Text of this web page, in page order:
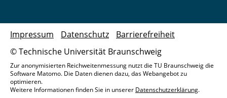
© Technische Universität Braunschweig
Impressum Datenschutz Barrierefreiheit
Zur anonymisierten Reichweitenmessung nutzt die TU Braunschweig die
Software Matomo. Die Daten dienen dazu, das Webangebot zu
optimieren.
Weitere Informationen finden Sie in unserer Datenschutzerklärung.